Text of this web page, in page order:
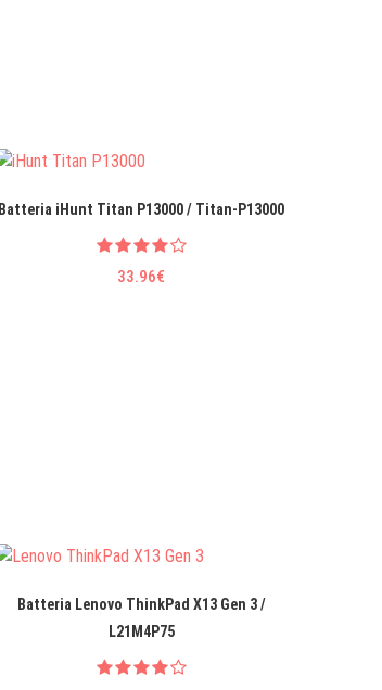
Batteria iHunt Titan P13000 / Titan-P13000
33.96€
Batteria Lenovo ThinkPad X13 Gen 3 /
L21M4P75